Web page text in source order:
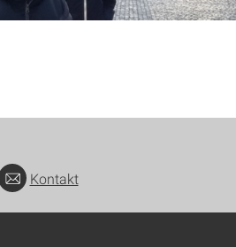
Kontakt